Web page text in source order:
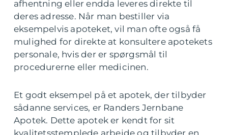
afhentning eller endda leveres direkte til
deres adresse. Når man bestiller via
eksempelvis apoteket, vil man ofte også få
mulighed for direkte at konsultere apotekets
personale, hvis der er spørgsmål til
procedurerne eller medicinen.
Et godt eksempel på et apotek, der tilbyder
sådanne services, er Randers Jernbane
Apotek. Dette apotek er kendt for sit